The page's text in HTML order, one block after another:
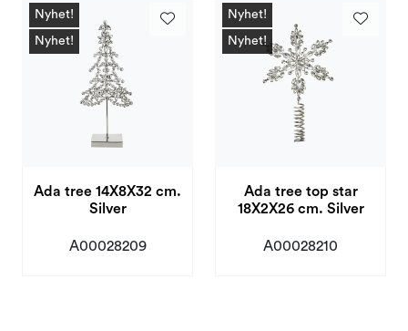
Nyhet!
Nyhet!
Ada tree 14X8X32 cm.
Silver
A00028209
Nyhet!
Nyhet!
Ada tree top star
18X2X26 cm. Silver
A00028210